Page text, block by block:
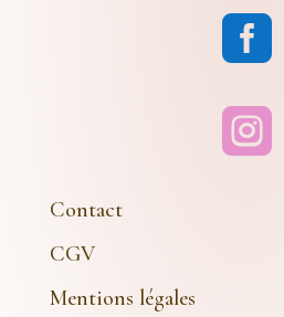


Contact
CGV
Mentions légales